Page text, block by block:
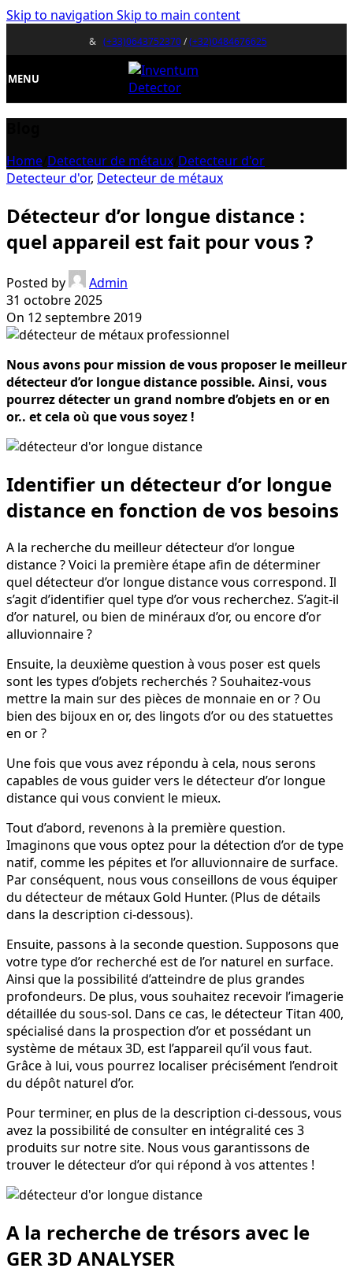
Skip to navigation Skip to main content
& (+33)0643752370/(+32)0484676625
MENU
Home Detecteur de métaux Detecteur d'or
Detecteur d'or, Detecteur de métaux
Détecteur d’or longue distance :
quel appareil est fait pour vous ?
Posted by
Admin
31 octobre 2025
On 12 septembre 2019
Nous avons pour mission de vous proposer le meilleur
détecteur d’or longue distance possible. Ainsi, vous
pourrez détecter un grand nombre d’objets en or en
or.. et cela où que vous soyez !
Identifier un détecteur d’or longue
distance en fonction de vos besoins
A la recherche du meilleur détecteur d’or longue
distance ? Voici la première étape afin de déterminer
quel détecteur d’or longue distance vous correspond. Il
s’agit d’identifier quel type d’or vous recherchez. S’agit-il
d’or naturel, ou bien de minéraux d’or, ou encore d’or
alluvionnaire ?
Ensuite, la deuxième question à vous poser est quels
sont les types d’objets recherchés ? Souhaitez-vous
mettre la main sur des pièces de monnaie en or ? Ou
bien des bijoux en or, des lingots d’or ou des statuettes
en or ?
Une fois que vous avez répondu à cela, nous serons
capables de vous guider vers le détecteur d’or longue
distance qui vous convient le mieux.
Tout d’abord, revenons à la première question.
Imaginons que vous optez pour la détection d’or de type
natif, comme les pépites et l’or alluvionnaire de surface.
Par conséquent, nous vous conseillons de vous équiper
du détecteur de métaux Gold Hunter. (Plus de détails
dans la description ci-dessous).
Ensuite, passons à la seconde question. Supposons que
votre type d’or recherché est de l’or naturel en surface.
Ainsi que la possibilité d’atteindre de plus grandes
profondeurs. De plus, vous souhaitez recevoir l’imagerie
détaillée du sous-sol. Dans ce cas, le détecteur Titan 400,
spécialisé dans la prospection d’or et possédant un
système de métaux 3D, est l’appareil qu’il vous faut.
Grâce à lui, vous pourrez localiser précisément l’endroit
du dépôt naturel d’or.
Pour terminer, en plus de la description ci-dessous, vous
avez la possibilité de consulter en intégralité ces 3
produits sur notre site. Nous vous garantissons de
trouver le détecteur d’or qui répond à vos attentes !
A la recherche de trésors avec le
GER 3D ANALYSER